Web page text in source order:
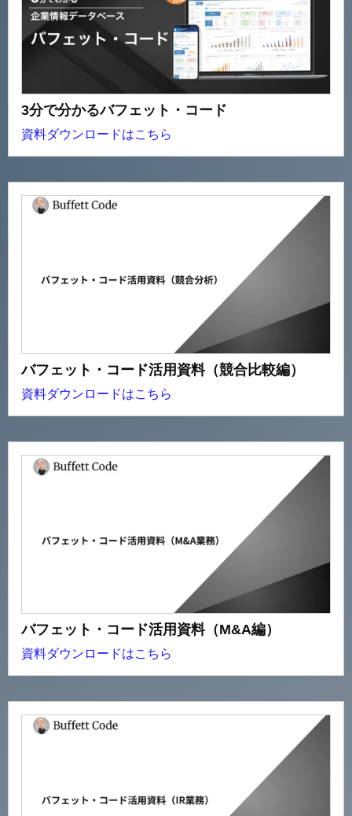
3分で分かるバフェット・コード
資料ダウンロードはこちら
バフェット・コード活用資料（競合比較編）
資料ダウンロードはこちら
バフェット・コード活用資料（M&A編）
資料ダウンロードはこちら